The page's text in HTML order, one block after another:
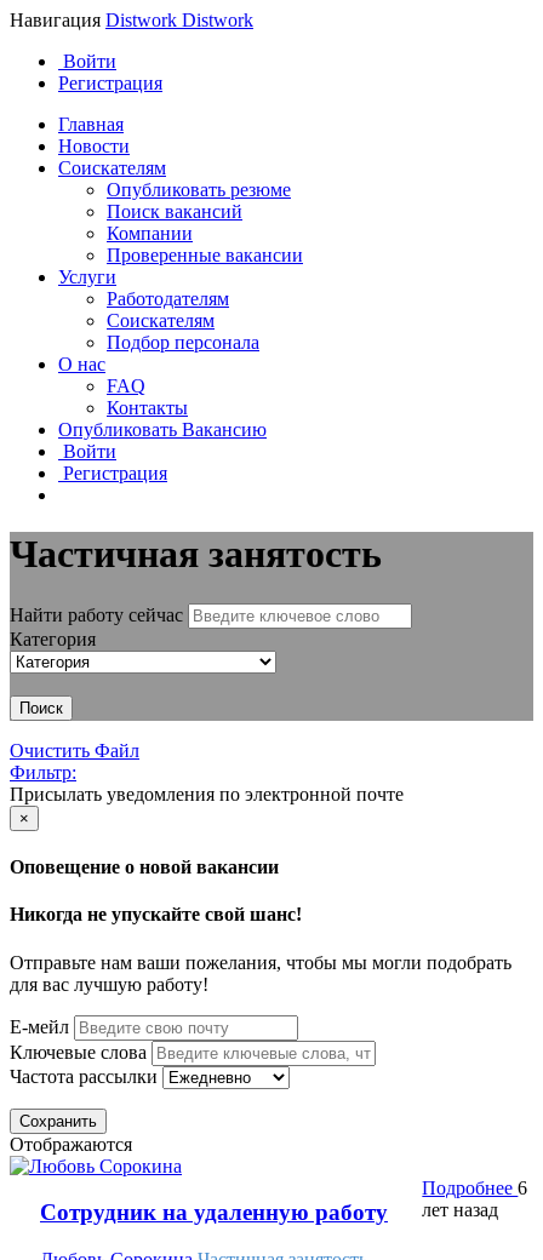
Навигация Distwork Distwork
Войти
Регистрация
Главная
Новости
Соискателям
Опубликовать резюме
Поиск вакансий
Компании
Проверенные вакансии
Услуги
Работодателям
Соискателям
Подбор персонала
О нас
FAQ
Контакты
Опубликовать Вакансию
Войти
Регистрация
Частичная занятость
Найти работу сейчас
Категория
Поиск
Очистить Файл
Фильтр:
Присылать уведомления по электронной почте
×
Оповещение о новой вакансии
Никогда не упускайте свой шанс!
Отправьте нам ваши пожелания, чтобы мы могли подобрать
для вас лучшую работу!
Е-мейл
Ключевые слова
Частота рассылки
Сохранить
Отображаются
Сотрудник на удаленную работу
Подробнее6
лет назад